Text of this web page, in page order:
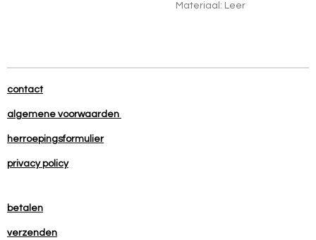
Materiaal: Leer
contact
algemene voorwaarden
herroepingsformulier
privacy policy
betalen
verzenden